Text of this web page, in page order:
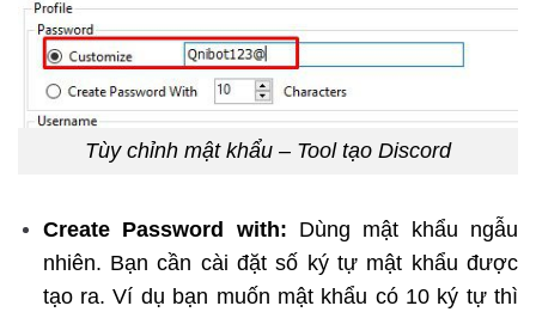
Tùy chỉnh mật khẩu – Tool tạo Discord
Create Password with: Dùng mật khẩu ngẫu
nhiên. Bạn cần cài đặt số ký tự mật khẩu được
tạo ra. Ví dụ bạn muốn mật khẩu có 10 ký tự thì